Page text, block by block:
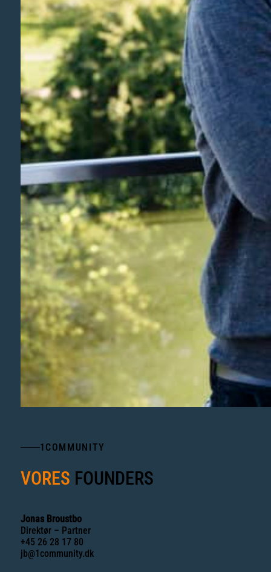
1COMMUNITY
VORES FOUNDERS
Jonas Broustbo
Direktør – Partner
+45 26 28 17 80
jb@1community.dk